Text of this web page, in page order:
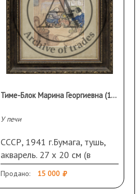
Тиме-Блок Марина Георгиевна (1913–1999 гг)
У печи
СССР, 1941 г.Бумага, тушь,
акварель. 27 х 20 см (в
свету). Подпись и дата
српава внизу. В раме, стекло,
Продано: 15 000